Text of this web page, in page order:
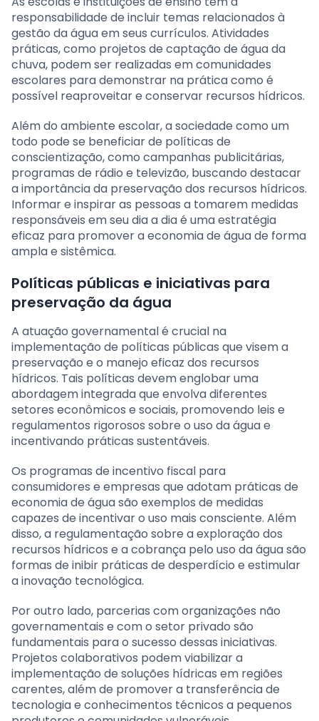
responsabilidade de incluir temas relacionados à
gestão da água em seus currículos. Atividades
práticas, como projetos de captação de água da
chuva, podem ser realizadas em comunidades
escolares para demonstrar na prática como é
possível reaproveitar e conservar recursos hídricos.
Além do ambiente escolar, a sociedade como um
todo pode se beneficiar de políticas de
conscientização, como campanhas publicitárias,
programas de rádio e televizão, buscando destacar
a importância da preservação dos recursos hídricos.
Informar e inspirar as pessoas a tomarem medidas
responsáveis em seu dia a dia é uma estratégia
eficaz para promover a economia de água de forma
ampla e sistêmica.
Políticas públicas e iniciativas para
preservação da água
A atuação governamental é crucial na
implementação de políticas públicas que visem a
preservação e o manejo eficaz dos recursos
hídricos. Tais políticas devem englobar uma
abordagem integrada que envolva diferentes
setores econômicos e sociais, promovendo leis e
regulamentos rigorosos sobre o uso da água e
incentivando práticas sustentáveis.
Os programas de incentivo fiscal para
consumidores e empresas que adotam práticas de
economia de água são exemplos de medidas
capazes de incentivar o uso mais consciente. Além
disso, a regulamentação sobre a exploração dos
recursos hídricos e a cobrança pelo uso da água são
formas de inibir práticas de desperdício e estimular
a inovação tecnológica.
Por outro lado, parcerias com organizações não
governamentais e com o setor privado são
fundamentais para o sucesso dessas iniciativas.
Projetos colaborativos podem viabilizar a
implementação de soluções hídricas em regiões
carentes, além de promover a transferência de
tecnologia e conhecimentos técnicos a pequenos